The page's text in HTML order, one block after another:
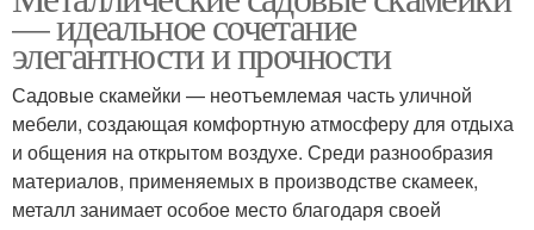
— идеальное сочетание
элегантности и прочности
Садовые скамейки — неотъемлемая часть уличной
мебели, создающая комфортную атмосферу для отдыха
и общения на открытом воздухе. Среди разнообразия
материалов, применяемых в производстве скамеек,
металл занимает особое место благодаря своей